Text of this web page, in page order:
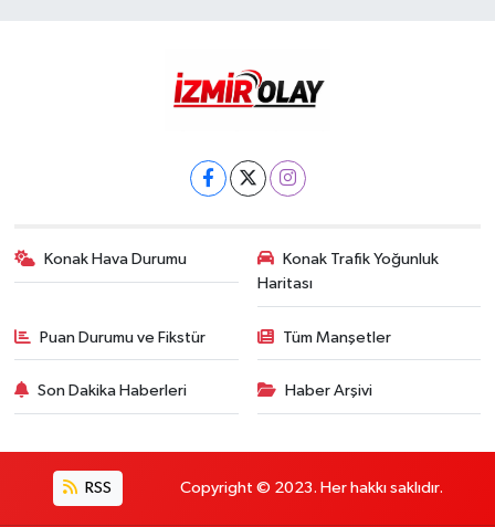
Konak Hava Durumu
Konak Trafik Yoğunluk
Haritası
Puan Durumu ve Fikstür Tüm Manşetler
Son Dakika Haberleri Haber Arşivi
RSS Copyright © 2023. Her hakkı saklıdır.